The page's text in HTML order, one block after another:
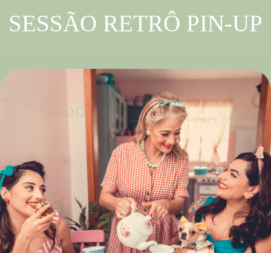
SESSÃO RETRÔ PIN-UP